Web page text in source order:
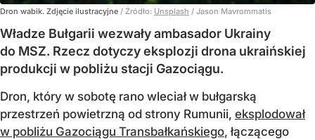
Dron wabik. Zdjęcie ilustracyjne / Źródło: Unsplash / Jason Mavrommatis
Władze Bułgarii wezwały ambasador Ukrainy
do MSZ. Rzecz dotyczy eksplozji drona ukraińskiej
produkcji w pobliżu stacji Gazociągu.
Dron, który w sobotę rano wleciał w bułgarską
przestrzeń powietrzną od strony Rumunii, eksplodował
w pobliżu Gazociągu Transbałkańskiego, łączącego